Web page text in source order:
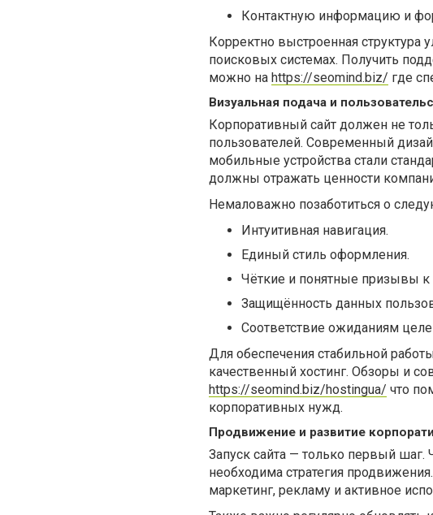
Контактную информацию и
Корректно выстроенная структура
поисковых системах. Получить
можно на https://seomind.biz/ где
Визуальная подача и
Корпоративный сайт должен не
пользователей. Современный
мобильные устройства стали
должны отражать ценности
Немаловажно позаботиться о
Интуитивная навигация.
Единый стиль оформления.
Чёткие и понятные призывы к
Защищённость данных
Соответствие ожиданиям
Для обеспечения стабильной
качественный хостинг. Обзоры и
https://seomind.biz/hostingua/ что
корпоративных нужд.
Продвижение и развитие
Запуск сайта — только первый шаг.
необходима стратегия
маркетинг, рекламу и активное